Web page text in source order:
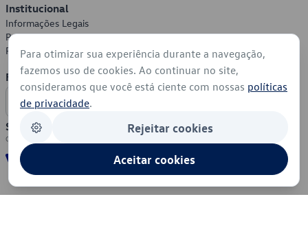
Institucional
Informações Legais
Política de Privacidade
Política de Cookies
Formas de Pagamento
Segurança
Para otimizar sua experiência durante a navegação,
fazemos uso de cookies. Ao continuar no site,
consideramos que você está ciente com nossas políticas
de privacidade.
Rejeitar cookies
Aceitar cookies